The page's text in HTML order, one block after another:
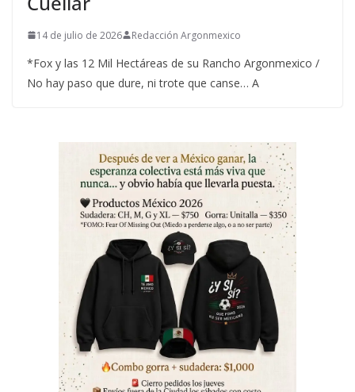
14 de julio de 2026 Redacción Argonmexico
*Fox y las 12 Mil Hectáreas de su Rancho Argonmexico /
No hay paso que dure, ni trote que canse… A